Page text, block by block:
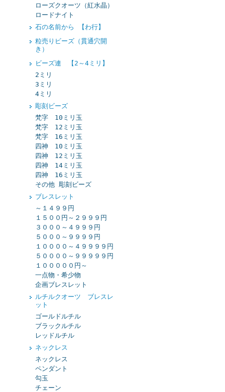
ローズクオーツ（紅水晶）
ロードナイト
石の名前から 【わ行】
粒売りビーズ（貫通穴開
き）
ビーズ連 【2～4ミリ】
2ミリ
3ミリ
4ミリ
彫刻ビーズ
梵字 10ミリ玉
梵字 12ミリ玉
梵字 16ミリ玉
四神 10ミリ玉
四神 12ミリ玉
四神 14ミリ玉
四神 16ミリ玉
その他 彫刻ビーズ
ブレスレット
～１４９９円
１５００円～２９９９円
３０００～４９９９円
５０００～９９９９円
１００００～４９９９９円
５００００～９９９９９円
１０００００円～
一点物・希少物
企画ブレスレット
ルチルクオーツ ブレスレ
ット
ゴールドルチル
ブラックルチル
レッドルチル
ネックレス
ネックレス
ペンダント
勾玉
チェーン